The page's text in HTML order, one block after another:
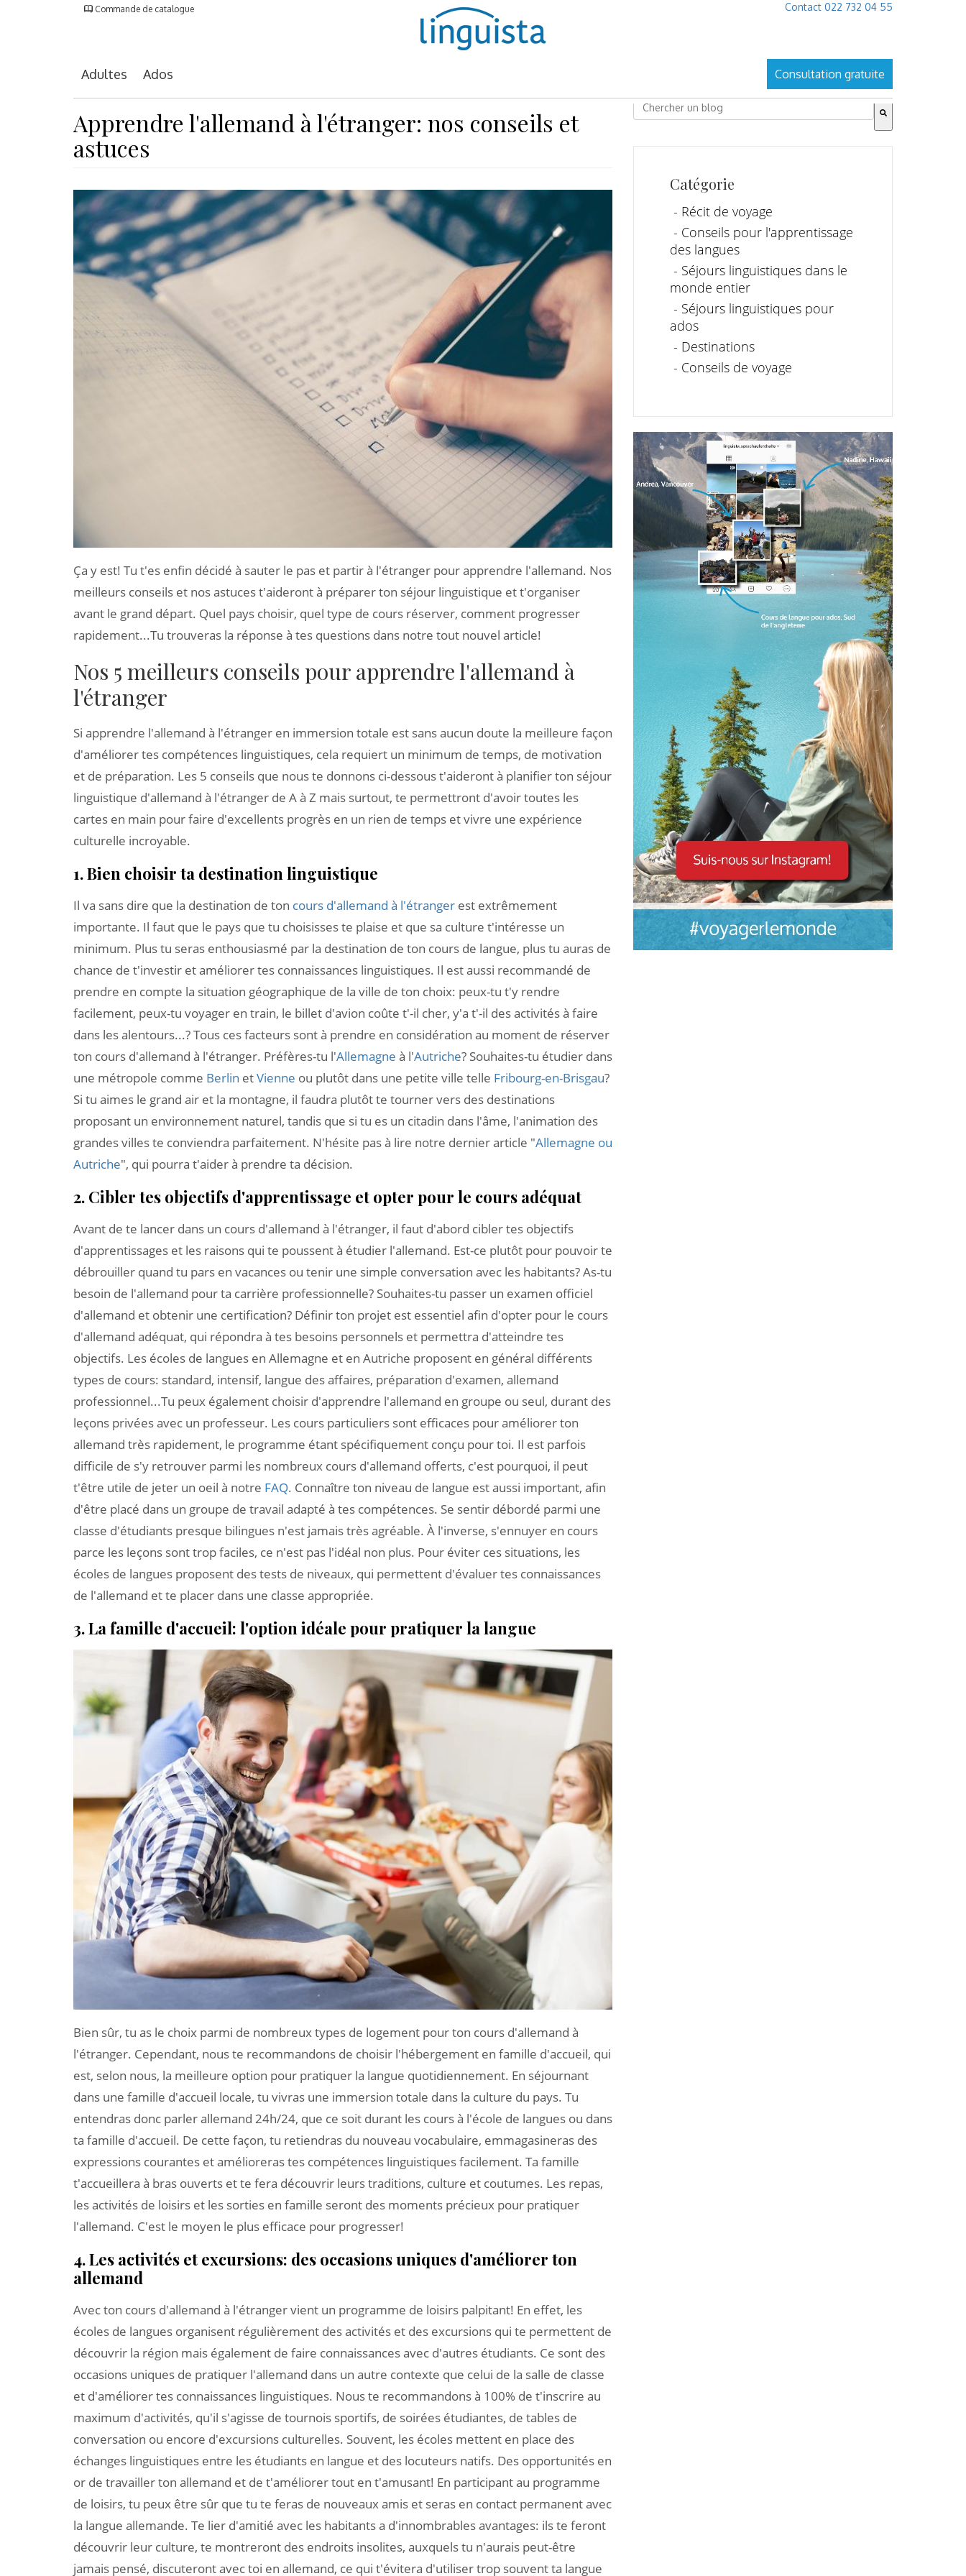
Commande de catalogue Contact 022 732 04 55
Adultes Ados Consultation gratuite
Apprendre l'allemand à l'étranger: nos conseils et
astuces
Ça y est! Tu t'es enfin décidé à sauter le pas et partir à l'étranger pour apprendre l'allemand. Nos
meilleurs conseils et nos astuces t'aideront à préparer ton séjour linguistique et t'organiser
avant le grand départ. Quel pays choisir, quel type de cours réserver, comment progresser
rapidement...Tu trouveras la réponse à tes questions dans notre tout nouvel article!
Nos 5 meilleurs conseils pour apprendre l'allemand à
l'étranger
Si apprendre l'allemand à l'étranger en immersion totale est sans aucun doute la meilleure façon
d'améliorer tes compétences linguistiques, cela requiert un minimum de temps, de motivation
et de préparation. Les 5 conseils que nous te donnons ci-dessous t'aideront à planifier ton séjour
linguistique d'allemand à l'étranger de A à Z mais surtout, te permettront d'avoir toutes les
cartes en main pour faire d'excellents progrès en un rien de temps et vivre une expérience
culturelle incroyable.
1. Bien choisir ta destination linguistique
Il va sans dire que la destination de ton cours d'allemand à l'étranger est extrêmement
importante. Il faut que le pays que tu choisisses te plaise et que sa culture t'intéresse un
minimum. Plus tu seras enthousiasmé par la destination de ton cours de langue, plus tu auras de
chance de t'investir et améliorer tes connaissances linguistiques. Il est aussi recommandé de
prendre en compte la situation géographique de la ville de ton choix: peux-tu t'y rendre
facilement, peux-tu voyager en train, le billet d'avion coûte t'-il cher, y'a t'-il des activités à faire
dans les alentours...? Tous ces facteurs sont à prendre en considération au moment de réserver
ton cours d'allemand à l'étranger. Préfères-tu l'Allemagne à l'Autriche? Souhaites-tu étudier dans
une métropole comme Berlin etVienne ou plutôt dans une petite ville telle Fribourg-en-Brisgau?
Si tu aimes le grand air et la montagne, il faudra plutôt te tourner vers des destinations
proposant un environnement naturel, tandis que si tu es un citadin dans l'âme, l'animation des
grandes villes te conviendra parfaitement. N'hésite pas à lire notre dernier article "Allemagne ou
Autriche", qui pourra t'aider à prendre ta décision.
2. Cibler tes objectifs d'apprentissage et opter pour le cours adéquat
Avant de te lancer dans un cours d'allemand à l'étranger, il faut d'abord cibler tes objectifs
d'apprentissages et les raisons qui te poussent à étudier l'allemand. Est-ce plutôt pour pouvoir te
débrouiller quand tu pars en vacances ou tenir une simple conversation avec les habitants? As-tu
besoin de l'allemand pour ta carrière professionnelle? Souhaites-tu passer un examen officiel
d'allemand et obtenir une certification? Définir ton projet est essentiel afin d'opter pour le cours
d'allemand adéquat, qui répondra à tes besoins personnels et permettra d'atteindre tes
objectifs. Les écoles de langues en Allemagne et en Autriche proposent en général différents
types de cours: standard, intensif, langue des affaires, préparation d'examen, allemand
professionnel...Tu peux également choisir d'apprendre l'allemand en groupe ou seul, durant des
leçons privées avec un professeur. Les cours particuliers sont efficaces pour améliorer ton
allemand très rapidement, le programme étant spécifiquement conçu pour toi. Il est parfois
difficile de s'y retrouver parmi les nombreux cours d'allemand offerts, c'est pourquoi, il peut
t'être utile de jeter un oeil à notre FAQ. Connaître ton niveau de langue est aussi important, afin
d'être placé dans un groupe de travail adapté à tes compétences. Se sentir débordé parmi une
classe d'étudiants presque bilingues n'est jamais très agréable. À l'inverse, s'ennuyer en cours
parce les leçons sont trop faciles, ce n'est pas l'idéal non plus. Pour éviter ces situations, les
écoles de langues proposent des tests de niveaux, qui permettent d'évaluer tes connaissances
de l'allemand et te placer dans une classe appropriée.
3. La famille d'accueil: l'option idéale pour pratiquer la langue
Bien sûr, tu as le choix parmi de nombreux types de logement pour ton cours d'allemand à
l'étranger. Cependant, nous te recommandons de choisir l'hébergement en famille d'accueil, qui
est, selon nous, la meilleure option pour pratiquer la langue quotidiennement. En séjournant
dans une famille d'accueil locale, tu vivras une immersion totale dans la culture du pays. Tu
entendras donc parler allemand 24h/24, que ce soit durant les cours à l'école de langues ou dans
ta famille d'accueil. De cette façon, tu retiendras du nouveau vocabulaire, emmagasineras des
expressions courantes et amélioreras tes compétences linguistiques facilement. Ta famille
t'accueillera à bras ouverts et te fera découvrir leurs traditions, culture et coutumes. Les repas,
les activités de loisirs et les sorties en famille seront des moments précieux pour pratiquer
l'allemand. C'est le moyen le plus efficace pour progresser!
4. Les activités et excursions: des occasions uniques d'améliorer ton
allemand
Avec ton cours d'allemand à l'étranger vient un programme de loisirs palpitant! En effet, les
écoles de langues organisent régulièrement des activités et des excursions qui te permettent de
découvrir la région mais également de faire connaissances avec d'autres étudiants. Ce sont des
occasions uniques de pratiquer l'allemand dans un autre contexte que celui de la salle de classe
et d'améliorer tes connaissances linguistiques. Nous te recommandons à 100% de t'inscrire au
maximum d'activités, qu'il s'agisse de tournois sportifs, de soirées étudiantes, de tables de
conversation ou encore d'excursions culturelles. Souvent, les écoles mettent en place des
échanges linguistiques entre les étudiants en langue et des locuteurs natifs. Des opportunités en
or de travailler ton allemand et de t'améliorer tout en t'amusant! En participant au programme
de loisirs, tu peux être sûr que tu te feras de nouveaux amis et seras en contact permanent avec
la langue allemande. Te lier d'amitié avec les habitants a d'innombrables avantages: ils te feront
découvrir leur culture, te montreront des endroits insolites, auxquels tu n'aurais peut-être
jamais pensé, discuteront avec toi en allemand, ce qui t'évitera d'utiliser trop souvent ta langue
Dies ist ein Suchfeld mit einer automatischen
Catégorie
- Récit de voyage
- Conseils pour l'apprentissage
des langues
- Séjours linguistiques dans le
monde entier
- Séjours linguistiques pour
ados
- Destinations
- Conseils de voyage